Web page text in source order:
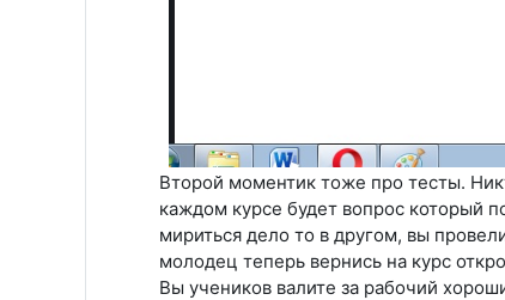
Второй моментик тоже про тесты.
каждом курсе будет вопрос который
мириться дело то в другом, вы
молодец теперь вернись на курс
Вы учеников валите за рабочий